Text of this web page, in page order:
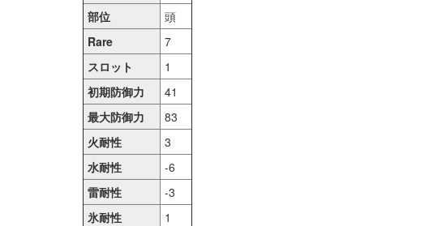
部位
頭
Rare
7
スロット
1
初期防御力
41
最大防御力
83
火耐性
3
水耐性
-6
雷耐性
-3
氷耐性
1